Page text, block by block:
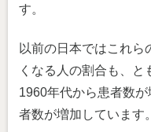
す。
以前の日本ではこれら
くなる人の割合も、と
1960年代から患者数
者数が増加しています。